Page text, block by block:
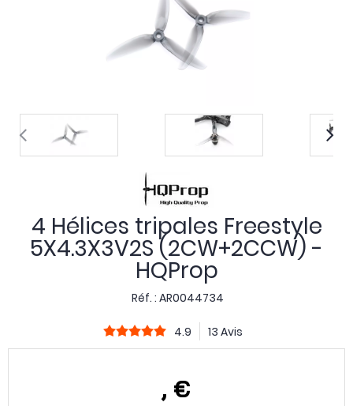
4 Hélices tripales Freestyle
5X4.3X3V2S (2CW+2CCW) -
HQProp
Réf. : AR0044734
4.9 13 Avis
, €